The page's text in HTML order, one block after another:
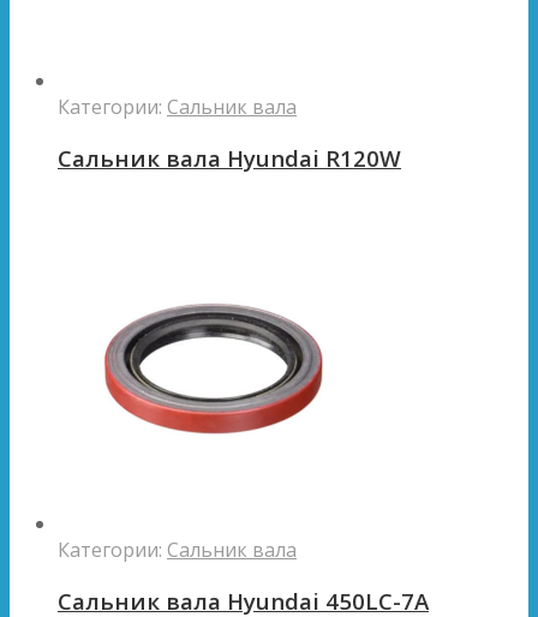
Категории: Сальник вала
Сальник вала Hyundai R120W
Категории: Сальник вала
Сальник вала Hyundai 450LC-7A